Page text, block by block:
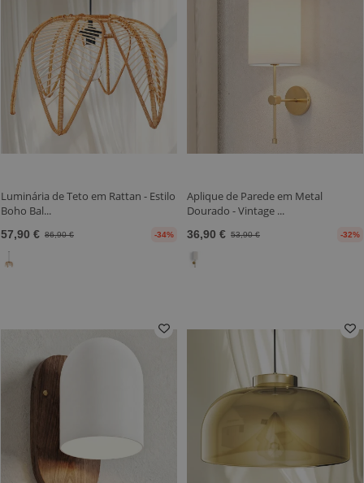
Luminária de Teto em Rattan - Estilo
Boho Bal...
57,90 € 86,90 € -34%
Aplique de Parede em Metal
Dourado - Vintage ...
36,90 € 53,90 € -32%